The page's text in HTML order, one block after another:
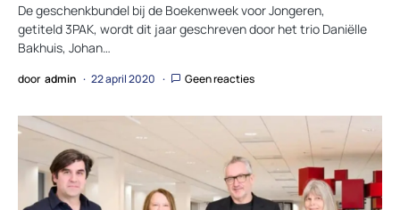
De geschenkbundel bij de Boekenweek voor Jongeren,
getiteld 3PAK, wordt dit jaar geschreven door het trio Daniëlle
Bakhuis, Johan…
door admin 22 april 2020 Geen reacties